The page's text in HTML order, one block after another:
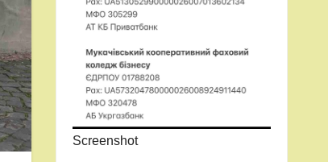
Screenshot